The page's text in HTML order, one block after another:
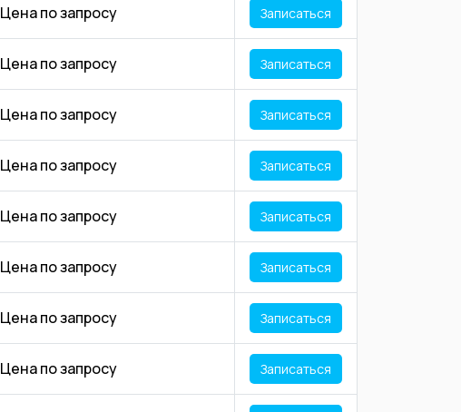
Цена по запросу Записаться
Цена по запросу Записаться
Цена по запросу Записаться
Цена по запросу Записаться
Цена по запросу Записаться
Цена по запросу Записаться
Цена по запросу Записаться
Цена по запросу Записаться